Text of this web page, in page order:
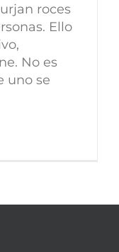
roces
Ello
No es
uno se